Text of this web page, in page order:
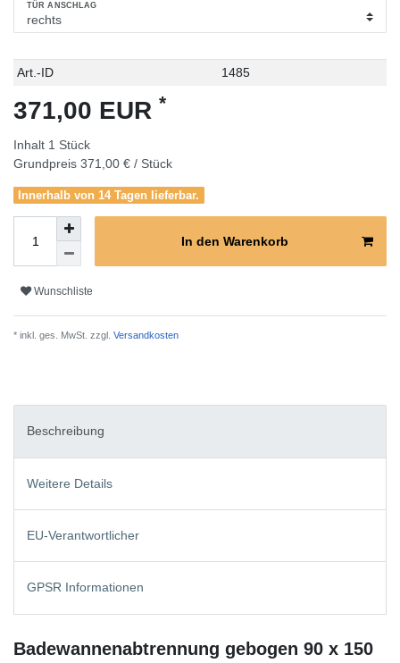
TÜR ANSCHLAG
Technisches
Wert
Art.-ID 1485
371,00 EUR *
Inhalt 1 Stück
Grundpreis 371,00 € / Stück
Innerhalb von 14 Tagen lieferbar.
In den Warenkorb
Wunschliste
* inkl. ges. MwSt. zzgl. Versandkosten
Beschreibung
Weitere Details
EU-Verantwortlicher
GPSR Informationen
Badewannenabtrennung gebogen 90 x 150